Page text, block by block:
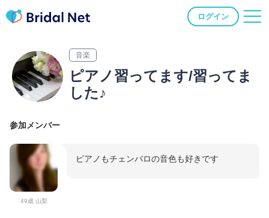
ログイン
音楽
ピアノ習ってます/習ってま
した♪
参加メンバー
49歳 山梨
ピアノもチェンバロの音色も好きです